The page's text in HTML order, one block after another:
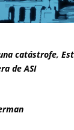
catástrofe,
de ASI